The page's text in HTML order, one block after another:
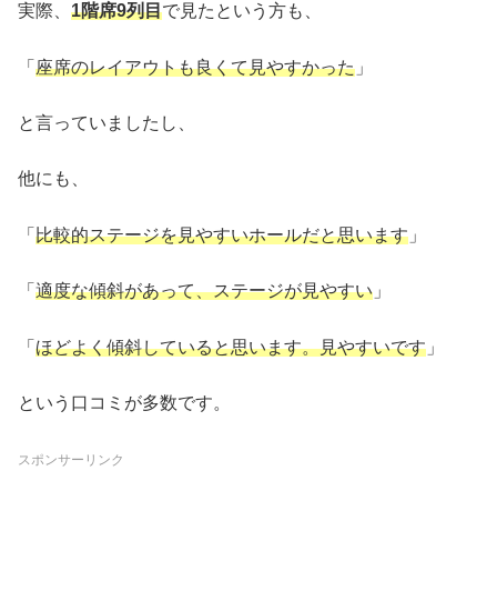
実際、 1階席9列目で見たという方も、
「 座席のレイアウトも良くて見やすかった 」
と言っていましたし、
他にも、
「 比較的ステージを見やすいホールだと思います 」
「 適度な傾斜があって、ステージが見やすい 」
「 ほどよく傾斜していると思います。見やすいです 」
という口コミが多数です。
スポンサーリンク